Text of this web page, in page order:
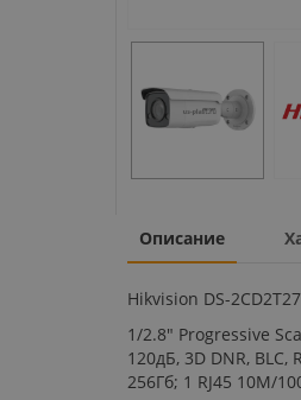
Описание
Hikvision DS-
1/2.8" Progressive
120дБ, 3D DNR,
256Гб; 1 RJ45 10M/